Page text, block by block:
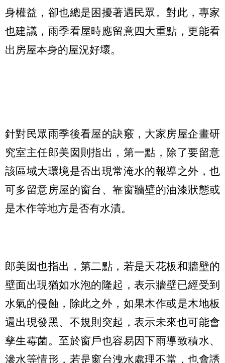
身權益，卻也總是困擾著遇民眾。對此，專家
也建議，雨季看屋時應留意四大重點，更能看
出房屋本身的屋況好壞。
針對民眾雨季後看屋的訣竅，大家房屋企畫研
究室主任郎美囡則指出，第一點，除了要留意
該區域大環境是否出現常淹水的報導之外，也
可多留意房屋的窗台、靠窗牆壁的油漆狀態或
是木作等地方是否有水漬。
郎美囡也指出，第二點，若是天花板和牆壁的
壁面出現猶如水泡的隆起，表示牆壁已經受到
水氣的侵蝕，除此之外，如果木作或是木地板
還出現發黑、不規則突起，表示未來也可能會
孳生霉菌。至於窗戶也容易因下雨導致積水、
滲水等情形，若是窗台洩水處理不當，也會誘